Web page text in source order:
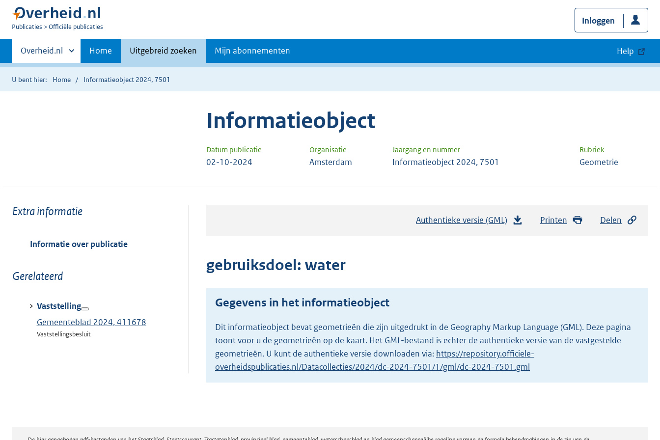
U
Publicaties Officiële publicaties
Inloggen
Primaire
navigatie
Andere
sites
binnen
Overheid.nl Home Uitgebreid zoeken Mijn abonnementen Help
U bent hier: Home Informatieobject 2024, 7501
Informatieobject
Datum publicatie Organisatie Jaargang en nummer Rubriek
02-10-2024 Amsterdam Informatieobject 2024, 7501 Geometrie
Toon
Extra informatie
Informatie over publicatie
Toon
Gerelateerd
Vaststelling
Gemeenteblad 2024, 411678
Vaststellingsbesluit
Authentieke versie (GML)
n
g
r
o
o
Printen Delen
gebruiksdoel: water
Gegevens in het informatieobject
Dit informatieobject bevat geometrieën die zijn uitgedrukt in de Geography Markup Language (GML). Deze pagina
toont voor u de geometrieën op de kaart. Het GML-bestand is echter de authentieke versie van de vastgestelde
geometrieën. U kunt de authentieke versie downloaden via: https://repository.officiele-
overheidspublicaties.nl/Datacollecties/2024/dc-2024-7501/1/gml/dc-2024-7501.gml